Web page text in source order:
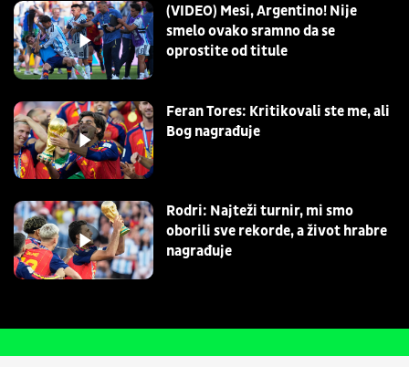
(VIDEO) Mesi, Argentino! Nije
smelo ovako sramno da se
oprostite od titule
Feran Tores: Kritikovali ste me, ali
Bog nagrađuje
Rodri: Najteži turnir, mi smo
oborili sve rekorde, a život hrabre
nagrađuje